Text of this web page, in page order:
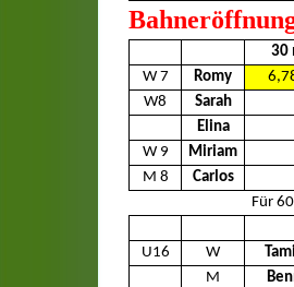
30
W 7
Romy
W8
Sarah
Elina
W 9
Miriam
M 8
Carlos
Für
U16 W
M